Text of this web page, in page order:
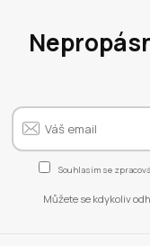
Souhlasím se
Můžete se kdykoliv